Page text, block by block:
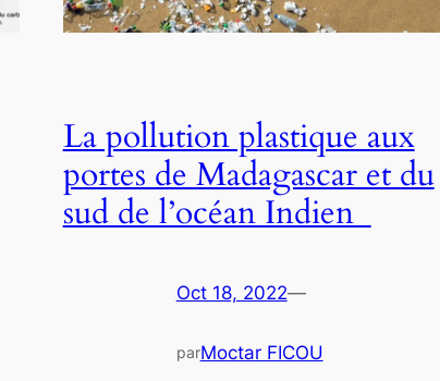
La pollution plastique aux
portes de Madagascar et du
sud de l’océan Indien
Oct 18, 2022—
parMoctar FICOU